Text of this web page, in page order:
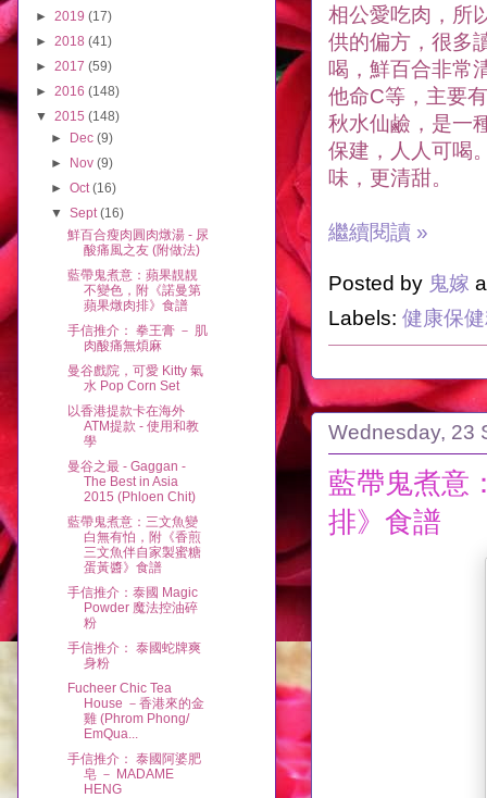
相公愛吃肉，所
供的偏方，很多
喝，鮮百合非常
他命C等，主要
秋水仙鹼，是一
保建，人人可喝
味，更清甜。
繼續閱讀 »
Posted by 鬼嫁
Labels: 健康保
Wednesday, 23
藍帶鬼煮意
排》食譜
► 2019 (17)
► 2018 (41)
► 2017 (59)
► 2016 (148)
▼ 2015 (148)
► Dec(9)
► Nov(9)
►Oct(16)
▼Sept(16)
鮮百合瘦肉圓肉燉湯 - 尿
酸痛風之友 (附做法)
藍帶鬼煮意：蘋果靚靚
不變色，附《諾曼第
蘋果燉肉排》食譜
手信推介： 拳王膏 － 肌
肉酸痛無煩麻
曼谷戲院，可愛 Kitty 氣
水 Pop Corn Set
以香港提款卡在海外
ATM提款 - 使用和教
學
曼谷之最 - Gaggan -
The Best in Asia
2015 (Phloen Chit)
藍帶鬼煮意：三文魚變
白無有怕，附《香煎
三文魚伴自家製蜜糖
蛋黃醬》食譜
手信推介：泰國 Magic
Powder 魔法控油碎
粉
手信推介： 泰國蛇牌爽
身粉
Fucheer Chic Tea
House －香港來的金
雞 (Phrom Phong/
EmQua...
手信推介： 泰國阿婆肥
皂 － MADAME
HENG